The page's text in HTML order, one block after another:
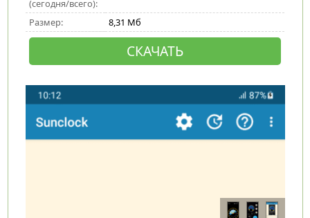
(сегодня/всего):
Размер: 8,31 Мб
СКАЧАТЬ